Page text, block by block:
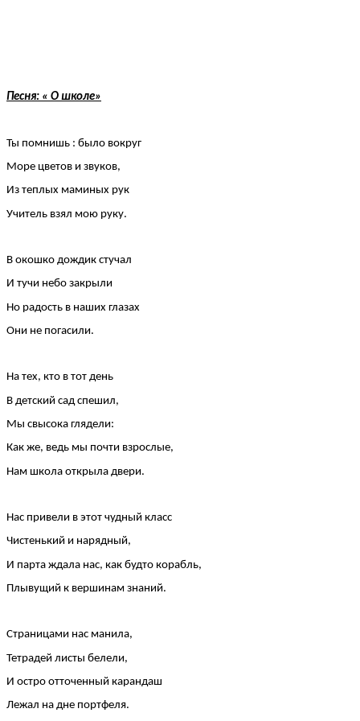
Песня: « О школе»
Ты помнишь : было вокруг
Море цветов и звуков,
Из теплых маминых рук
Учитель взял мою руку.
В окошко дождик стучал
И тучи небо закрыли
Но радость в наших глазах
Они не погасили.
На тех, кто в тот день
В детский сад спешил,
Мы свысока глядели:
Как же, ведь мы почти взрослые,
Нам школа открыла двери.
Нас привели в этот чудный класс
Чистенький и нарядный,
И парта ждала нас, как будто корабль,
Плывущий к вершинам знаний.
Страницами нас манила,
Тетрадей листы белели,
И остро отточенный карандаш
Лежал на дне портфеля.